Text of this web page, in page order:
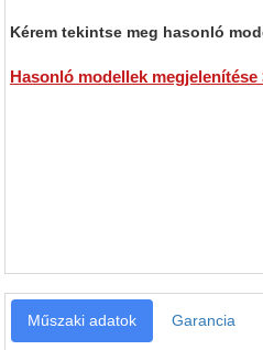
Kérem tekintse meg hasonló
Hasonló modellek megjelenítése
Műszaki adatok Garancia